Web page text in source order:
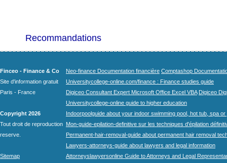
Recommandations
Finceo - Finance & Co
Site d'information gratuit
Paris - France
Copyright 2026
Tout droit de reproduction
reserve.
Sitemap
Neo-finance Documentation financière Comptashop
Universitycollege-online.com/finance : Finance studies guide
Digiceo Consultant Expert Microsoft Office Excel VBA Digiceo
Universitycollege-online guide to higher education
Indoorpoolguide about your indoor swimming pool, hot tub, spa
Mon-guide-epilation-definitive sur les techniques d'épilation
Permanent-hair-removal-guide about permanent hair removal
Lawyers-attorneys-guide about lawyers and legal information
Attorneyslawyersonline Guide to Attorneys and Legal